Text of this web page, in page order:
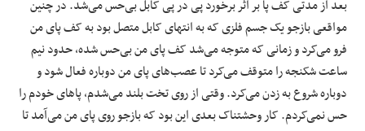
بعد از مدتی کف پا بر اثر برخورد پی در پی کابل بی‌حس می‌شد. در چنین
مواقعی بازجو یک جسم فلزی که به انتهای کابل متصل بود به کف پای من
فرو می‌کرد و زمانی که متوجه می‌شد کف پای من بی‌حس شده، حدود نیم
ساعت شکنجه را متوقف می‌کرد تا عصب‌های پای من دوباره فعال شود و
دوباره شروع به زدن می‌کرد. وقتی از روی تخت بلند می‌شدم، پاهای خودم را
حس نمی‌کردم. کار وحشتناک بعدی این بود که بازجو روی پای من می‌آمد تا